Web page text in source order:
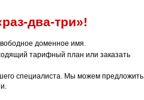
два-три»!
доменное имя.
тарифный план или заказать
специалиста. Мы можем предложить